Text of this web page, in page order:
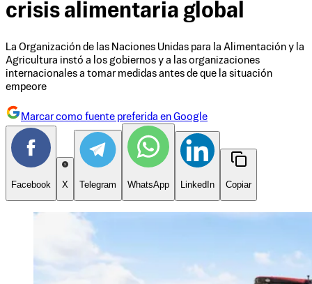
crisis alimentaria global
La Organización de las Naciones Unidas para la Alimentación y la
Agricultura instó a los gobiernos y a las organizaciones
internacionales a tomar medidas antes de que la situación
empeore
Marcar como fuente preferida en Google
Facebook X Telegram WhatsApp LinkedIn Copiar